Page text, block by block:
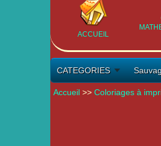
ACCUEIL
CATEGORIES
Accueil>> Coloriages à